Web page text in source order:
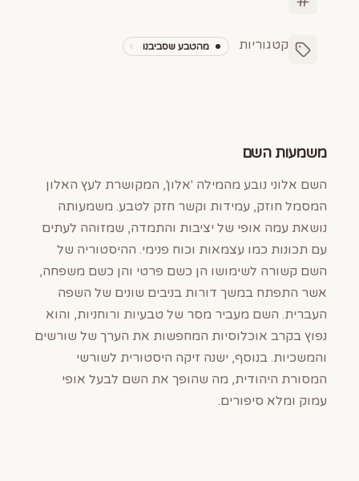
קטגוריות מהטבע שסביבנו
משמעות השם
השם אלוני נובע מהמילה 'אלון', המקושרת לעץ האלון
המסמל חוזק, עמידות וקשר חזק לטבע. משמעותה
נושאת עמה אופי של יציבות והתמדה, שמזוהה לעתים
עם תכונות כמו עצמאות וכוח פנימי. ההיסטוריה של
השם קשורה לשימושו הן כשם פרטי והן כשם משפחה,
אשר התפתח במשך דורות בניבים שונים של השפה
העברית. השם מעביר מסר של טבעיות ורוחניות, והוא
נפוץ בקרב אוכלוסיות המחפשות את הערך של שורשים
והמשכיות. בנוסף, ישנה זיקה היסטורית לשורשי
המסורת היהודית, מה שהופך את השם לבעל אופי
עמוק ומלא סיפורים.